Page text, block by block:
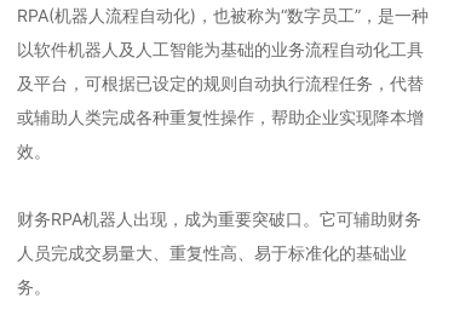
RPA(机器人流程自动化)，也被称为“数字员工”，是一种
以软件机器人及人工智能为基础的业务流程自动化工具
及平台，可根据已设定的规则自动执行流程任务，代替
或辅助人类完成各种重复性操作，帮助企业实现降本增
效。
财务RPA机器人出现，成为重要突破口。它可辅助财务
人员完成交易量大、重复性高、易于标准化的基础业
务。